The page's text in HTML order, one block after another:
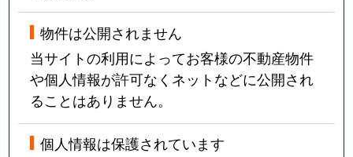
物件は公開されません
当サイトの利用によってお客様の不動産物件
や個人情報が許可なくネットなどに公開され
ることはありません。
個人情報は保護されています